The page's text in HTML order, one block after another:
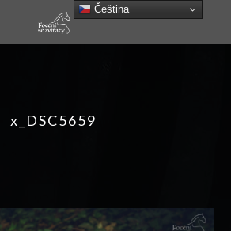
x_DSC5659
Čeština‎